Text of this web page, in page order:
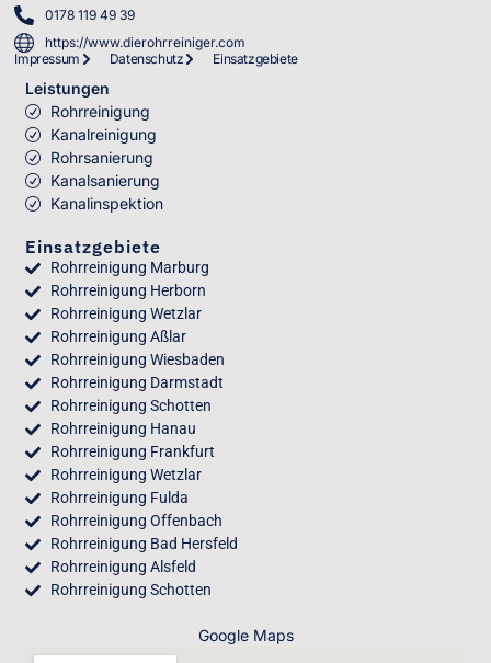
0178 119 49 39
https://www.dierohrreiniger.com
Impressum
Datenschutz Einsatzgebiete
Leistungen
Rohrreinigung
Kanalreinigung
Rohrsanierung
Kanalsanierung
Kanalinspektion
Einsatzgebiete
Rohrreinigung Marburg
Rohrreinigung Herborn
Rohrreinigung Wetzlar
Rohrreinigung Aßlar
Rohrreinigung Wiesbaden
Rohrreinigung Darmstadt
Rohrreinigung Schotten
Rohrreinigung Hanau
Rohrreinigung Frankfurt
Rohrreinigung Wetzlar
Rohrreinigung Fulda
Rohrreinigung Offenbach
Rohrreinigung Bad Hersfeld
Rohrreinigung Alsfeld
Rohrreinigung Schotten
Google Maps